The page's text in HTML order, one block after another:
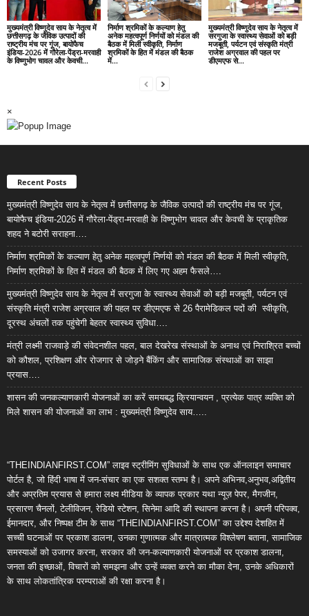
मुख्यमंत्री विष्णुदेव साय के नेतृत्व में
छत्तीसगढ़ के जैविक उत्पादों की
राष्ट्रीय मंच पर गूंज, बायोफैच
इंडिया-2026 में गौरेला-पेंड्रा-मरवाही
के विष्णुभोग चावल और केवची...
निर्माण श्रमिकों के कल्याण हेतु
अनेक महत्वपूर्ण निर्णयों को मंडल की
बैठक में मिली स्वीकृति, निर्माण
श्रमिकों के हित में मंडल की बैठक
में...
मुख्यमंत्री विष्णुदेव साय के नेतृत्व में
सरगुजा के स्वास्थ्य सेवाओं को बड़ी
मजबूती, पर्यटन एवं संस्कृति मंत्री
राजेश अग्रवाल की पहल पर
डीएमएफ से...
×
Recent Posts
मुख्यमंत्री विष्णुदेव साय के नेतृत्व में छत्तीसगढ़ के जैविक उत्पादों की राष्ट्रीय मंच पर गूंज,
बायोफैच इंडिया-2026 में गौरेला-पेंड्रा-मरवाही के विष्णुभोग चावल और केवची के प्राकृतिक
शहद ने बटोरी सराहना….
निर्माण श्रमिकों के कल्याण हेतु अनेक महत्वपूर्ण निर्णयों को मंडल की बैठक में मिली स्वीकृति,
निर्माण श्रमिकों के हित में मंडल की बैठक में लिए गए अहम फैसले….
मुख्यमंत्री विष्णुदेव साय के नेतृत्व में सरगुजा के स्वास्थ्य सेवाओं को बड़ी मजबूती, पर्यटन एवं
संस्कृति मंत्री राजेश अग्रवाल की पहल पर डीएमएफ से 26 पैरामेडिकल पदों की स्वीकृति,
दूरस्थ अंचलों तक पहुंचेगी बेहतर स्वास्थ्य सुविधा….
मंत्री लक्ष्मी राजवाड़े की संवेदनशील पहल, बाल देखरेख संस्थाओं के अनाथ एवं निराश्रित बच्चों
को कौशल, प्रशिक्षण और रोजगार से जोड़ने बैंकिंग और सामाजिक संस्थाओं का साझा
प्रयास….
शासन की जनकल्याणकारी योजनाओं का करें समयबद्ध क्रियान्वयन , प्रत्येक पात्र व्यक्ति को
मिले शासन की योजनाओं का लाभ : मुख्यमंत्री विष्णुदेव साय…..
“THEINDIANFIRST.COM” लाइव स्ट्रीमिंग सुविधाओं के साथ एक ऑनलाइन समाचार
पोर्टल है, जो हिंदी भाषा में जन-संचार का एक सशक्त स्तम्भ है। अपने अभिनव,अनुभव,अद्वितीय
और अप्रतिम प्रयास से हमारा लक्ष्य मीडिया के व्यापक प्रकार यथा न्यूज़ पेपर, मैगजीन,
प्रसारण चैनलों, टेलीविजन, रेडियो स्टेशन, सिनेमा आदि की स्थापना करना है। अपनी परिपक्व,
ईमानदार, और निष्पक्ष टीम के साथ “THEINDIANFIRST.COM” का उद्देश्य देशहित में
सच्ची घटनाओं पर प्रकाश डालना, उनका गुणात्मक और मात्रात्मक विश्लेषण बताना, सामाजिक
समस्याओं को उजागर करना, सरकार की जन-कल्याणकारी योजनाओं पर प्रकाश डालना,
जनता की इच्छाओं, विचारों को समझना और उन्हें व्यक्त करने का मौका देना, उनके अधिकारों
के साथ लोकतांत्रिक परम्पराओं की रक्षा करना है।